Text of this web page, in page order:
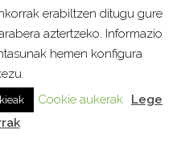
erabiltzen ditugu gure
aztertzeko. Informazio
hemen konfigura
Cookie aukerak
Lege